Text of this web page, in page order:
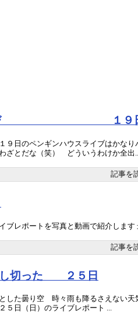
らび １９
９日のペンギンハウスライブはかな
ざとだな（笑） どういうわけか全出
記事を
ブレポートを写真と動画で紹介しま
記事を
切った ２５日
した曇り空 時々雨も降るさえない
日（日）のライブレポート ...